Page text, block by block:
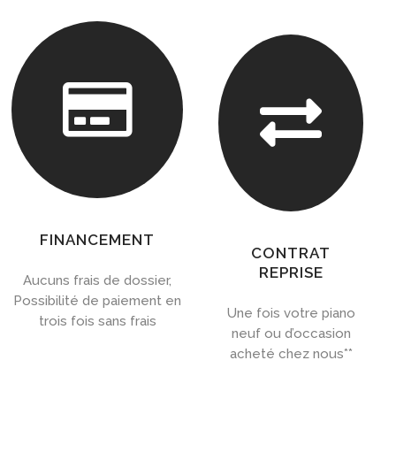

FINANCEMENT
Aucuns frais de dossier,
Possibilité de paiement en
trois fois sans frais

CONTRAT
REPRISE
Une fois votre piano
neuf ou d’occasion
acheté chez nous**